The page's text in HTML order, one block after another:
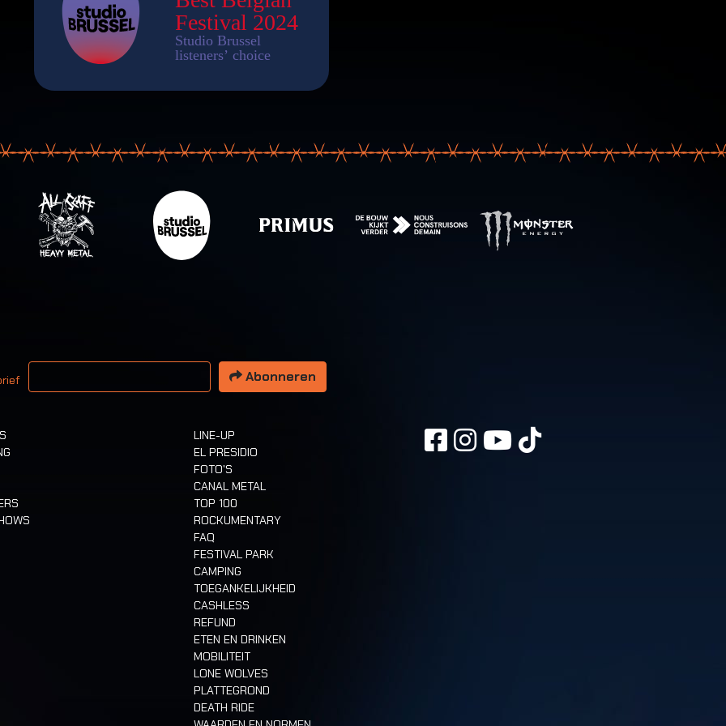
email adres
Abonneren
LINE-UP
EL PRESIDIO
FOTO'S
CANAL METAL
TOP 100
ROCKUMENTARY
FAQ
FESTIVAL PARK
CAMPING
TOEGANKELIJKHEID
CASHLESS
REFUND
ETEN EN DRINKEN
MOBILITEIT
LONE WOLVES
PLATTEGROND
DEATH RIDE